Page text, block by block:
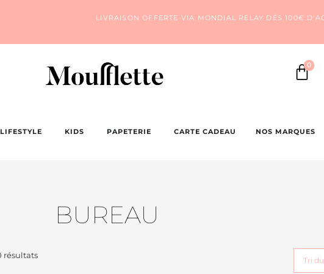
LIVRAISON OFFERTE VIA MONDIAL RELAY DÈS 100€
0
LIFESTYLE KIDS PAPETERIE CARTE CADEAU NOS MARQUES
BUREAU
résultats